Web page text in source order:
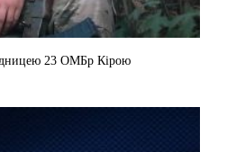
23 ОМБр Кірою